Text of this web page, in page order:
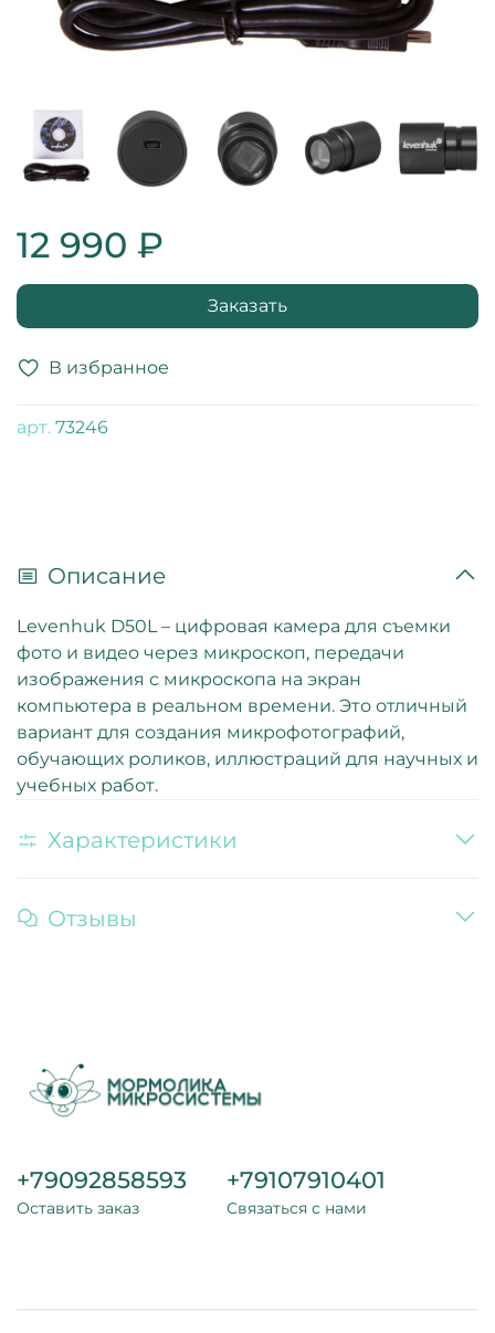
В избранное
арт. 73246
12 990 ₽
Заказать
Описание
Levenhuk D50L – цифровая камера для съемки
фото и видео через микроскоп, передачи
изображения с микроскопа на экран
компьютера в реальном времени. Это отличный
вариант для создания микрофотографий,
обучающих роликов, иллюстраций для научных и
учебных работ.
Характеристики
Отзывы
+79092858593
Оставить заказ
+79107910401
Связаться с нами